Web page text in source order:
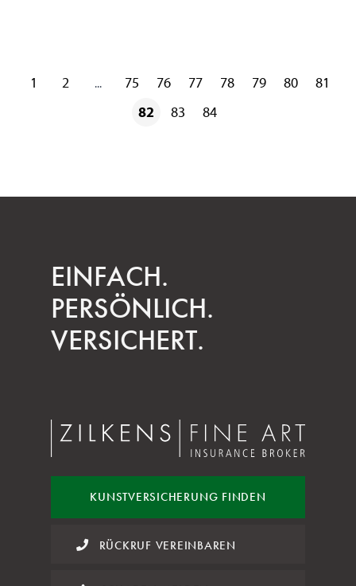
1 2 ... 75 76 77 78 79 80
81
82
83 84
EINFACH.
PERSÖNLICH.
VERSICHERT.
KUNSTVERSICHERUNG FINDEN
RÜCKRUF VEREINBAREN